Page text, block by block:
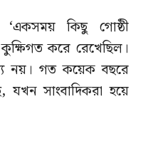
কিছু গোষ্ঠী
কুক্ষিগত করে রেখেছিল।
নয়। গত কয়েক বছরে
সাংবাদিকরা হয়ে